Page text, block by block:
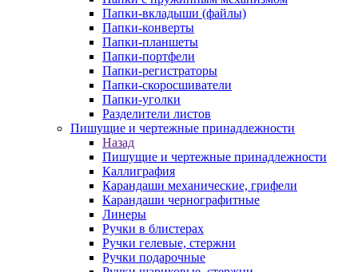
Папки-вкладыши (файлы)
Папки-конверты
Папки-планшеты
Папки-портфели
Папки-регистраторы
Папки-скоросшиватели
Папки-уголки
Разделители листов
Пишущие и чертежные принадлежности
Назад
Пишущие и чертежные принадлежности
Каллиграфия
Карандаши механические, грифели
Карандаши чернографитные
Линеры
Ручки в блистерах
Ручки гелевые, стержни
Ручки подарочные